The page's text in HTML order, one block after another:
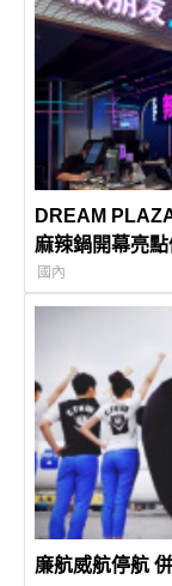
DREAM
麻辣鍋開幕亮
國內
廉航威航停航